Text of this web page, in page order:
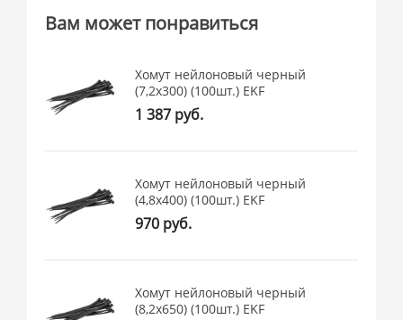
Вам может понравиться
Хомут нейлоновый черный
(7,2х300) (100шт.) EKF
1 387 руб.
Хомут нейлоновый черный
(4,8х400) (100шт.) EKF
970 руб.
Хомут нейлоновый черный
(8,2х650) (100шт.) EKF